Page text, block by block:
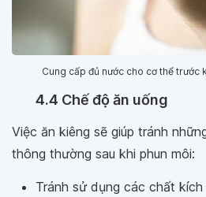
Cung cấp đủ nước cho cơ thể trước
4.4 Chế độ ăn uống
Việc ăn kiêng sẽ giúp tránh
thông thường sau khi phun môi:
Tránh sử dụng các chất